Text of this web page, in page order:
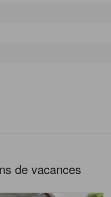
de vacances